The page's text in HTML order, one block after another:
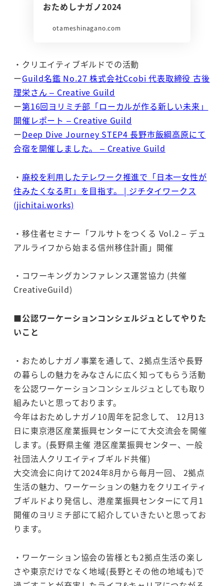
おためしナガノ2024
otameshinagano.com
・クリエイティブギルドでの活動
ーGuild名鑑 No.27 株式会社Ccobi 代表取締役 古後
理栄さん – Creative Guild
ー第16回ヨリミチ部「ローカルが作る新しい未来」
開催レポート – Creative Guild
ーDeep Dive Journey STEP4 長野市飯綱高原にて
合宿を開催しました。 – Creative Guild
・ 廃校を利用したテレワーク推進で「日本一女性が
住みたくなる町」を目指す。 | ジチタイワークス
(jichitai.works)
・移住者セミナー「フルサトをつくる Vol.2 – デュ
アルライフから始まる信州移住計画」開催
・コワーキングカンファレンス運営協力 (共催
CreativeGuild)
■公認ワーケーションコンシェルジュとしてやりた
いこと
・おためしナガノ事業を通して、2拠点生活や長野
の暮らしの魅力をみなさんに広く知ってもらう活動
を公認ワーケーションコンシェルジュとしても取り
組みたいと思っております。
今年はおためしナガノ10周年を記念して、 12月13
日に東京港区産業振興センターにて大交流会を開催
します。(長野県主催 港区産業振興センター、一般
社団法人クリエイティブギルド共催)
大交流会に向けて2024年8月から毎月一回、 2拠点
生活の魅力、ワーケーションの魅力をクリエイティ
ブギルドより発信し、港産業振興センターにて月1
開催のヨリミチ部にて紹介していきたいと思ってお
ります。
・ワーケーション協会の皆様とも2拠点生活の楽し
さや東京だけでなく地域(長野とその他の地域も)で